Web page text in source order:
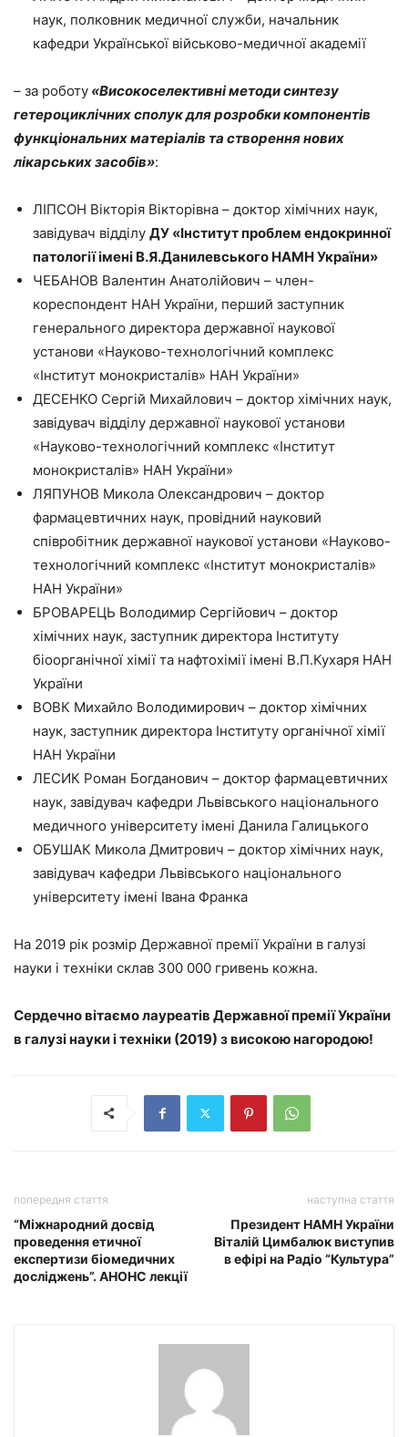
наук, полковник медичної служби, начальник
кафедри Української військово-медичної академії
– за роботу «Високоселективні методи синтезу
гетероциклічних сполук для розробки компонентів
функціональних матеріалів та створення нових
лікарських засобів»:
ЛІПСОН Вікторія Вікторівна – доктор хімічних наук,
завідувач відділу ДУ «Інститут проблем ендокринної
патології імені В.Я.Данилевського НАМН України»
ЧЕБАНОВ Валентин Анатолійович – член-
кореспондент НАН України, перший заступник
генерального директора державної наукової
установи «Науково-технологічний комплекс
«Інститут монокристалів» НАН України»
ДЕСЕНКО Сергій Михайлович – доктор хімічних наук,
завідувач відділу державної наукової установи
«Науково-технологічний комплекс «Інститут
монокристалів» НАН України»
ЛЯПУНОВ Микола Олександрович – доктор
фармацевтичних наук, провідний науковий
співробітник державної наукової установи «Науково-
технологічний комплекс «Інститут монокристалів»
НАН України»
БРОВАРЕЦЬ Володимир Сергійович – доктор
хімічних наук, заступник директора Інституту
біоорганічної хімії та нафтохімії імені В.П.Кухаря НАН
України
ВОВК Михайло Володимирович – доктор хімічних
наук, заступник директора Інституту органічної хімії
НАН України
ЛЕСИК Роман Богданович – доктор фармацевтичних
наук, завідувач кафедри Львівського національного
медичного університету імені Данила Галицького
ОБУШАК Микола Дмитрович – доктор хімічних наук,
завідувач кафедри Львівського національного
університету імені Івана Франка
На 2019 рік розмір Державної премії України в галузі
науки і техніки склав 300 000 гривень кожна.
Сердечно вітаємо лауреатів Державної премії України
в галузі науки і техніки (2019) з високою нагородою!
попередня стаття
“Міжнародний досвід
проведення етичної
експертизи біомедичних
досліджень”. АНОНС лекції
наступна стаття
Президент НАМН України
Віталій Цимбалюк виступив
в ефірі на Радіо “Культура”